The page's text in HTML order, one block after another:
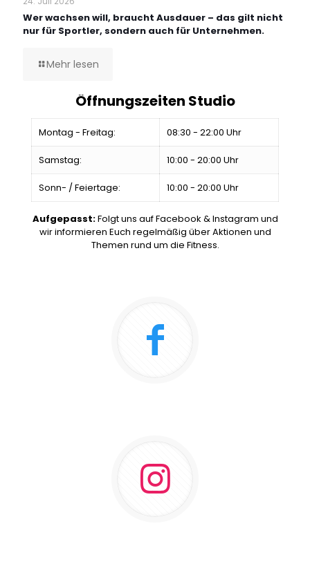
Wer wachsen will, braucht Ausdauer – das gilt nicht
nur für Sportler, sondern auch für Unternehmen.
Mehr lesen
Öffnungszeiten Studio
Montag - Freitag: 08:30 - 22:00 Uhr
Samstag: 10:00 - 20:00 Uhr
Sonn- / Feiertage: 10:00 - 20:00 Uhr
Aufgepasst:Folgt uns auf Facebook & Instagram und
wir informieren Euch regelmäßig über Aktionen und
Themen rund um die Fitness.